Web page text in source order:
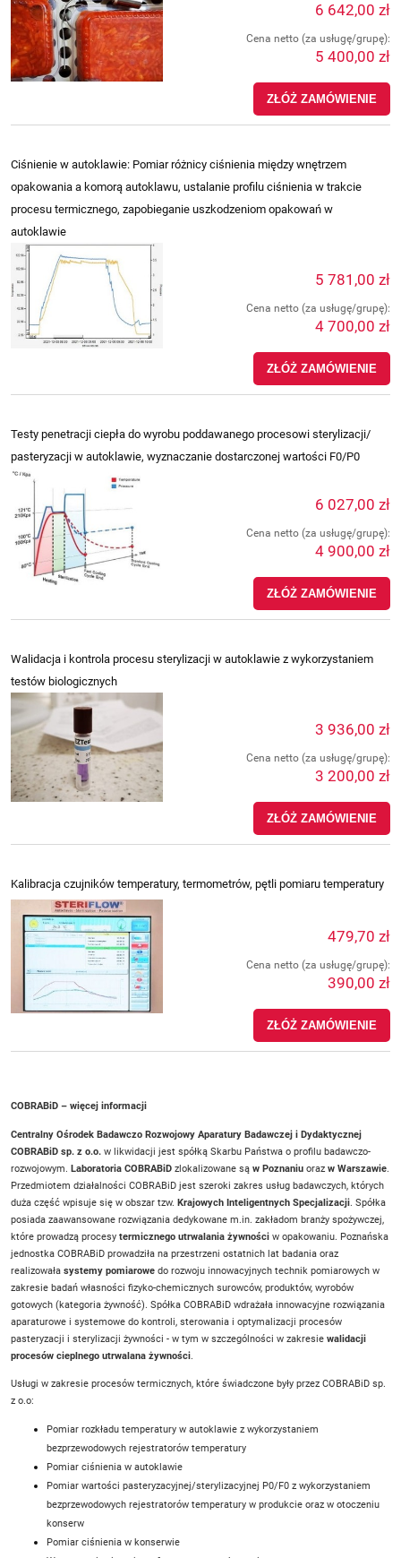
6 642,00 zł
Cena netto (za usługę/grupę):
5 400,00 zł
ZŁÓŻ ZAMÓWIENIE
Ciśnienie w autoklawie: Pomiar różnicy ciśnienia między wnętrzem
opakowania a komorą autoklawu, ustalanie profilu ciśnienia w trakcie
procesu termicznego, zapobieganie uszkodzeniom opakowań w
autoklawie
5 781,00 zł
Cena netto (za usługę/grupę):
4 700,00 zł
ZŁÓŻ ZAMÓWIENIE
Testy penetracji ciepła do wyrobu poddawanego procesowi sterylizacji/
pasteryzacji w autoklawie, wyznaczanie dostarczonej wartości F0/P0
6 027,00 zł
Cena netto (za usługę/grupę):
4 900,00 zł
ZŁÓŻ ZAMÓWIENIE
Walidacja i kontrola procesu sterylizacji w autoklawie z wykorzystaniem
testów biologicznych
3 936,00 zł
Cena netto (za usługę/grupę):
3 200,00 zł
ZŁÓŻ ZAMÓWIENIE
Kalibracja czujników temperatury, termometrów, pętli pomiaru temperatury
479,70 zł
Cena netto (za usługę/grupę):
390,00 zł
ZŁÓŻ ZAMÓWIENIE
COBRABiD – więcej informacji
Centralny Ośrodek Badawczo Rozwojowy Aparatury Badawczej i Dydaktycznej
COBRABiD sp. z o.o. w likwidacji jest spółką Skarbu Państwa o profilu badawczo-
rozwojowym. Laboratoria COBRABiD zlokalizowane są w Poznaniu oraz w Warszawie.
Przedmiotem działalności COBRABiD jest szeroki zakres usług badawczych, których
duża część wpisuje się w obszar tzw. Krajowych Inteligentnych Specjalizacji. Spółka
posiada zaawansowane rozwiązania dedykowane m.in. zakładom branży spożywczej,
które prowadzą procesy termicznego utrwalania żywności w opakowaniu. Poznańska
jednostka COBRABiD prowadziła na przestrzeni ostatnich lat badania oraz
realizowała systemy pomiarowe do rozwoju innowacyjnych technik pomiarowych w
zakresie badań własności fizyko-chemicznych surowców, produktów, wyrobów
gotowych (kategoria żywność). Spółka COBRABiD wdrażała innowacyjne rozwiązania
aparaturowe i systemowe do kontroli, sterowania i optymalizacji procesów
pasteryzacji i sterylizacji żywności - w tym w szczególności w zakresie walidacji
procesów cieplnego utrwalana żywności.
Usługi w zakresie procesów termicznych, które świadczone były przez COBRABiD sp.
z o.o:
Pomiar rozkładu temperatury w autoklawie z wykorzystaniem
bezprzewodowych rejestratorów temperatury
Pomiar ciśnienia w autoklawie
Pomiar wartości pasteryzacyjnej/sterylizacyjnej P0/F0 z wykorzystaniem
bezprzewodowych rejestratorów temperatury w produkcie oraz w otoczeniu
konserw
Pomiar ciśnienia w konserwie